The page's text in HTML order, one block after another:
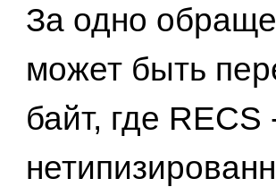
За одно
может быть
байт, где